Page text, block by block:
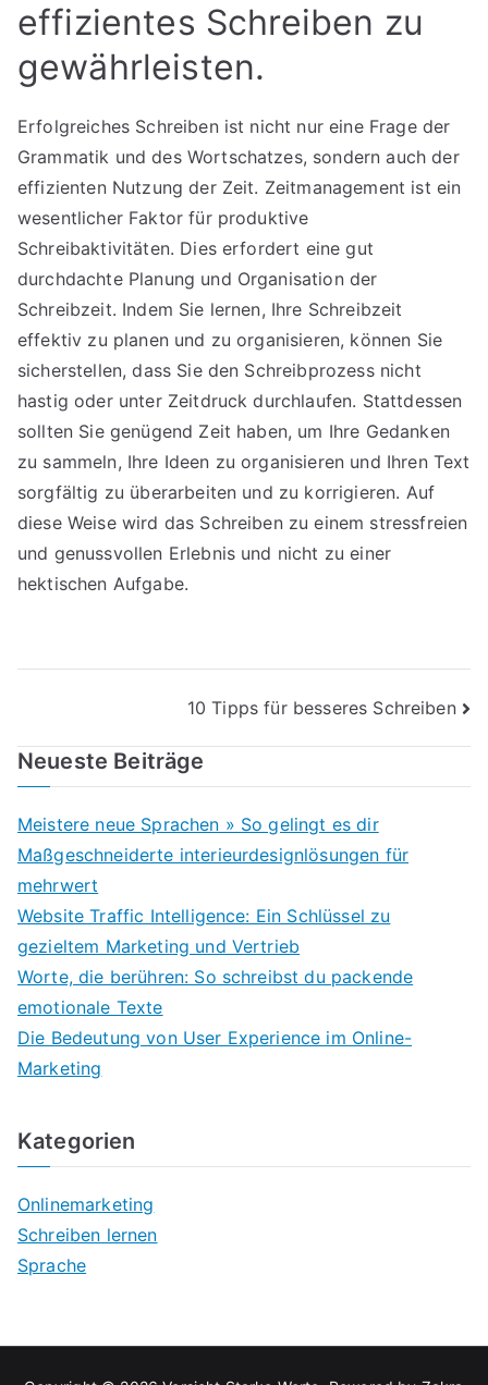
effizientes Schreiben zu
gewährleisten.
Erfolgreiches Schreiben ist nicht nur eine Frage der
Grammatik und des Wortschatzes, sondern auch der
effizienten Nutzung der Zeit. Zeitmanagement ist ein
wesentlicher Faktor für produktive
Schreibaktivitäten. Dies erfordert eine gut
durchdachte Planung und Organisation der
Schreibzeit. Indem Sie lernen, Ihre Schreibzeit
effektiv zu planen und zu organisieren, können Sie
sicherstellen, dass Sie den Schreibprozess nicht
hastig oder unter Zeitdruck durchlaufen. Stattdessen
sollten Sie genügend Zeit haben, um Ihre Gedanken
zu sammeln, Ihre Ideen zu organisieren und Ihren Text
sorgfältig zu überarbeiten und zu korrigieren. Auf
diese Weise wird das Schreiben zu einem stressfreien
und genussvollen Erlebnis und nicht zu einer
hektischen Aufgabe.
Beitragsnavigation
10 Tipps für besseres Schreiben
Neueste Beiträge
Meistere neue Sprachen » So gelingt es dir
Maßgeschneiderte interieurdesignlösungen für
mehrwert
Website Traffic Intelligence: Ein Schlüssel zu
gezieltem Marketing und Vertrieb
Worte, die berühren: So schreibst du packende
emotionale Texte
Die Bedeutung von User Experience im Online-
Marketing
Kategorien
Onlinemarketing
Schreiben lernen
Sprache